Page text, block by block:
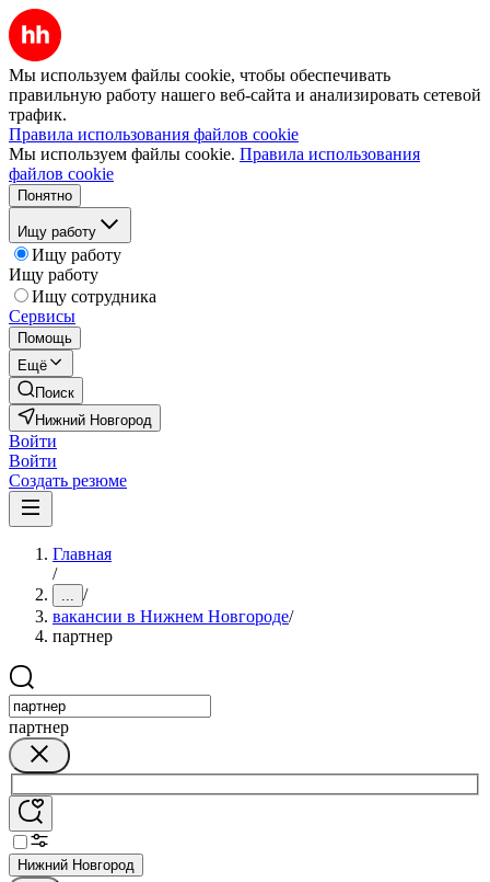
Мы используем файлы cookie, чтобы обеспечивать
правильную работу нашего веб-сайта и анализировать сетевой
трафик.
Правила использования файлов cookie
Мы используем файлы cookie. Правила использования
файлов cookie
Понятно
Ищу работу
Ищу работу
Ищу работу
Ищу сотрудника
Сервисы
Помощь
Ещё
Поиск
Нижний Новгород
Войти
Войти
Создать резюме
Главная
/
... /
вакансии в Нижнем Новгороде/
партнер
партнер
Нижний Новгород